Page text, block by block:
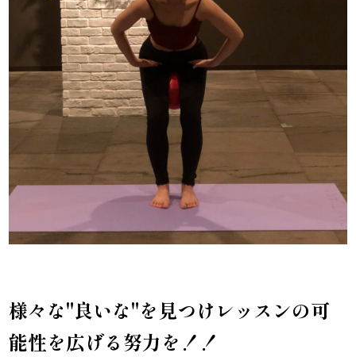
様々な"良いな"を見つけレッスンの可
能性を広げる努力を！！